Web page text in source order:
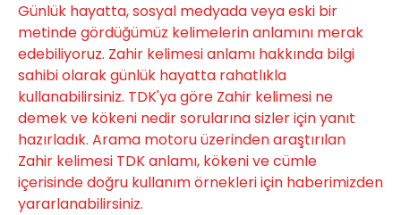
Günlük hayatta, sosyal medyada veya eski bir
metinde gördüğümüz kelimelerin anlamını merak
edebiliyoruz. Zahir kelimesi anlamı hakkında bilgi
sahibi olarak günlük hayatta rahatlıkla
kullanabilirsiniz. TDK'ya göre Zahir kelimesi ne
demek ve kökeni nedir sorularına sizler için yanıt
hazırladık. Arama motoru üzerinden araştırılan
Zahir kelimesi TDK anlamı, kökeni ve cümle
içerisinde doğru kullanım örnekleri için haberimizden
yararlanabilirsiniz.